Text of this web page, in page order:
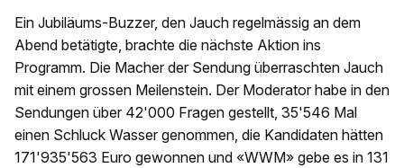
Ein Jubiläums-Buzzer, den Jauch regelmässig an dem
Abend betätigte, brachte die nächste Aktion ins
Programm. Die Macher der Sendung überraschten Jauch
mit einem grossen Meilenstein. Der Moderator habe in den
Sendungen über 42'000 Fragen gestellt, 35'546 Mal
einen Schluck Wasser genommen, die Kandidaten hätten
171'935'563 Euro gewonnen und «WWM» gebe es in 131